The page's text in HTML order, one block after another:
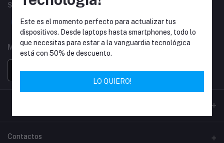
SÍGUENOS
MOBILE APPS
Contactos
Este es el momento perfecto para actualizar tus
dispositivos. Desde laptops hasta smartphones, todo lo
que necesitas para estar a la vanguardia tecnológica
está con 50% de descuento.
LO QUIERO!